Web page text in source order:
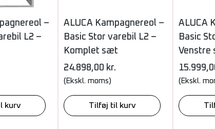
–
L2 –
kurv
ALUCA Kampagnereol –
Basic Stor varebil L2 –
Komplet sæt
24.898,00 kr.
(Ekskl. moms)
Tilføj til kurv
ALUCA
Basic
Venstre
(Ekskl.